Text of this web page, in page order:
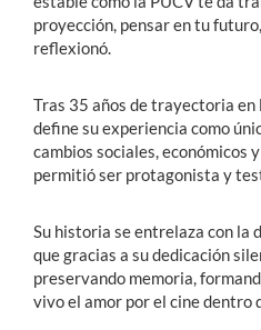
proyección, pensar en tu
reflexionó.
Tras 35 años de trayectoria
define su experiencia como
cambios sociales, económicos
permitió ser protagonista y
Su historia se entrelaza con la
que gracias a su dedicación
preservando memoria,
vivo el amor por el cine dentro